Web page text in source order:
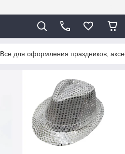
Все для оформления праздников,